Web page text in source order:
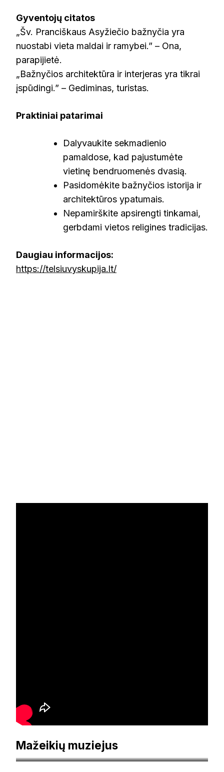
Gyventojų citatos
„Šv. Pranciškaus Asyžiečio bažnyčia yra
nuostabi vieta maldai ir ramybei.” – Ona,
parapijietė.
„Bažnyčios architektūra ir interjeras yra tikrai
įspūdingi.” – Gediminas, turistas.
Praktiniai patarimai
Dalyvaukite sekmadienio
pamaldose, kad pajustumėte
vietinę bendruomenės dvasią.
Pasidomėkite bažnyčios istorija ir
architektūros ypatumais.
Nepamirškite apsirengti tinkamai,
gerbdami vietos religines tradicijas.
Daugiau informacijos:
https://telsiuvyskupija.lt/
Mažeikių muziejus